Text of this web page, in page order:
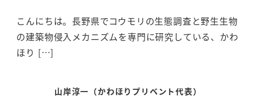
こんにちは。長野県でコウモリの生態調査と野生生物
の建築物侵入メカニズムを専門に研究している、かわ
ほり […]
山岸淳一（かわほりプリベント代表）